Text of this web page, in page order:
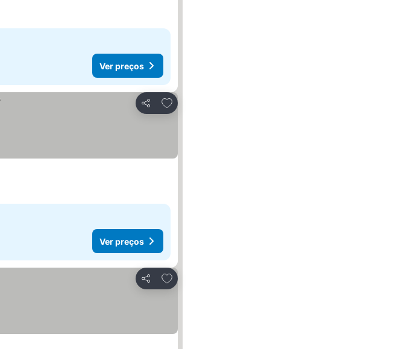
Ver preços
Partilhar
Adicionar aos favoritos
Ver preços
Partilhar
Adicionar aos favoritos